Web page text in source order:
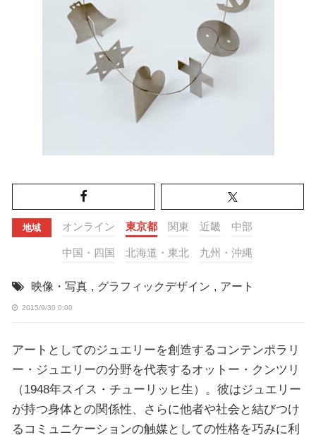
地域 オンライン 東京都 関東 近畿 中部
中国・四国 北海道・東北 九州・沖縄
映像・写真 , グラフィックデザイン , アート
2015/9/30 0:00
アートとしてのジュエリーを創造するコンテンポラリ
ー・ジュエリーの分野を代表するオットー・クンツリ
（1948年スイス・チューリッヒ生）。彼はジュエリー
が持つ身体との関係性、さらに他者や社会と結びつけ
るコミュニケーションの触媒としての性格を巧みに利